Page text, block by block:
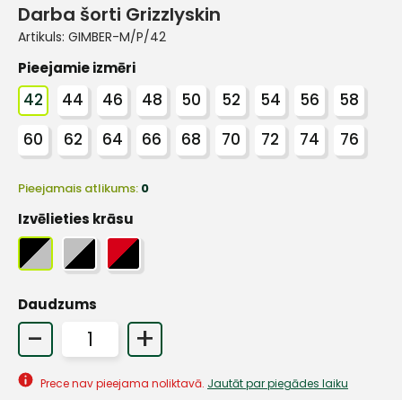
Darba šorti Grizzlyskin
Artikuls: GIMBER-M/P/42
Pieejamie izmēri
42 44 46 48 50 52 54 56
58
60
62 64 66 68 70 72 74 76
Pieejamais atlikums: 0
Izvēlieties krāsu
Daudzums
- +
Prece nav pieejama noliktavā. Jautāt par piegādes laiku